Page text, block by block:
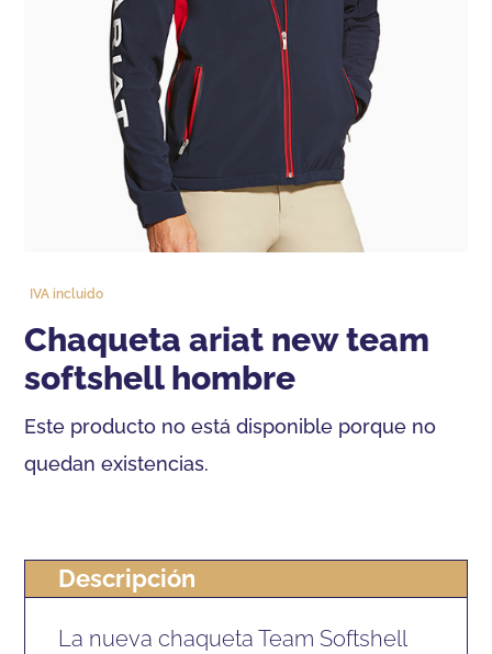
IVA incluido
chaqueta ariat new team
softshell hombre
Este producto no está disponible porque no
quedan existencias.
Descripción
La nueva chaqueta Team Softshell